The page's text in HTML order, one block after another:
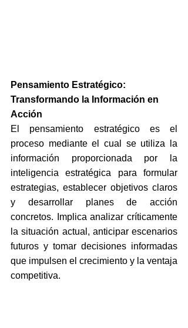
Pensamiento Estratégico:
Transformando la Información en
Acción
El pensamiento estratégico es el
proceso mediante el cual se utiliza la
información proporcionada por la
inteligencia estratégica para formular
estrategias, establecer objetivos claros
y desarrollar planes de acción
concretos. Implica analizar críticamente
la situación actual, anticipar escenarios
futuros y tomar decisiones informadas
que impulsen el crecimiento y la ventaja
competitiva.